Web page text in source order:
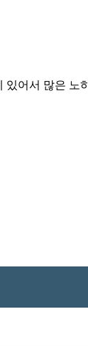
어서 많은